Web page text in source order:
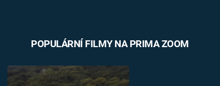
POPULÁRNÍ FILMY NA PRIMA ZOOM